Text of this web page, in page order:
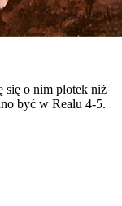
się o nim plotek niż
być w Realu 4-5.